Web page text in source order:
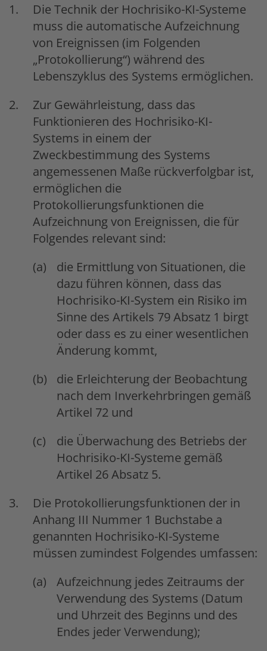
Die Technik der Hochrisiko-KI-Systeme
muss die automatische Aufzeichnung
von Ereignissen (im Folgenden
„Protokollierung“) während des
Lebenszyklus des Systems ermöglichen.
Zur Gewährleistung, dass das
Funktionieren des Hochrisiko-KI-
Systems in einem der
Zweckbestimmung des Systems
angemessenen Maße rückverfolgbar ist,
ermöglichen die
Protokollierungsfunktionen die
Aufzeichnung von Ereignissen, die für
Folgendes relevant sind:
die Ermittlung von Situationen, die
dazu führen können, dass das
Hochrisiko-KI-System ein Risiko im
Sinne des Artikels 79 Absatz 1 birgt
oder dass es zu einer wesentlichen
Änderung kommt,
die Erleichterung der Beobachtung
nach dem Inverkehrbringen gemäß
Artikel 72 und
die Überwachung des Betriebs der
Hochrisiko-KI-Systeme gemäß
Artikel 26 Absatz 5.
Die Protokollierungsfunktionen der in
Anhang III Nummer 1 Buchstabe a
genannten Hochrisiko-KI-Systeme
müssen zumindest Folgendes umfassen:
Aufzeichnung jedes Zeitraums der
Verwendung des Systems (Datum
und Uhrzeit des Beginns und des
Endes jeder Verwendung);